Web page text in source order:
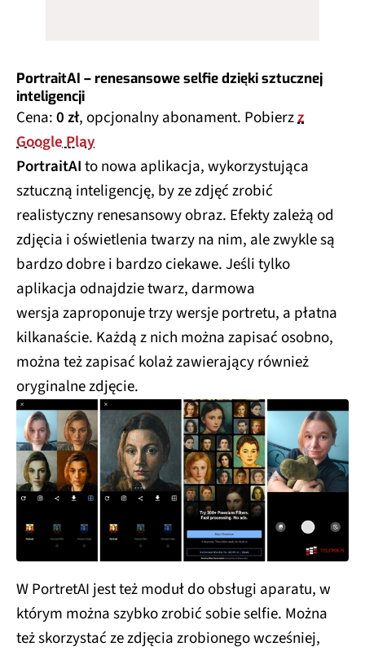
PortraitAI – renesansowe selfie dzięki sztucznej
inteligencji
Cena:0 zł, opcjonalny abonament. Pobierzz
Google Play
PortraitAIto nowa aplikacja, wykorzystująca
sztuczną inteligencję, by ze zdjęć zrobić
realistyczny renesansowy obraz. Efekty zależą od
zdjęcia i oświetlenia twarzy na nim, ale zwykle są
bardzo dobre i bardzo ciekawe. Jeśli tylko
aplikacja odnajdzie twarz, darmowa
wersja zaproponuje trzy wersje portretu, a płatna
kilkanaście. Każdą z nich można zapisać osobno,
można też zapisać kolaż zawierający również
oryginalne zdjęcie.
W PortretAI jest też moduł do obsługi aparatu, w
którym można szybko zrobić sobie selfie. Można
też skorzystać ze zdjęcia zrobionego wcześniej,